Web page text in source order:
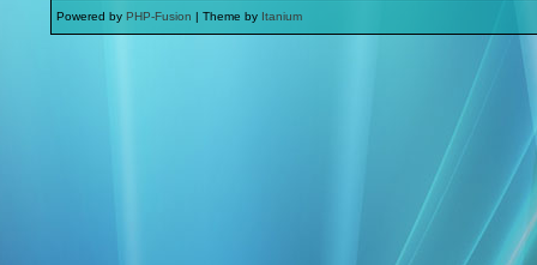
Powered by PHP-Fusion | Theme by Itanium